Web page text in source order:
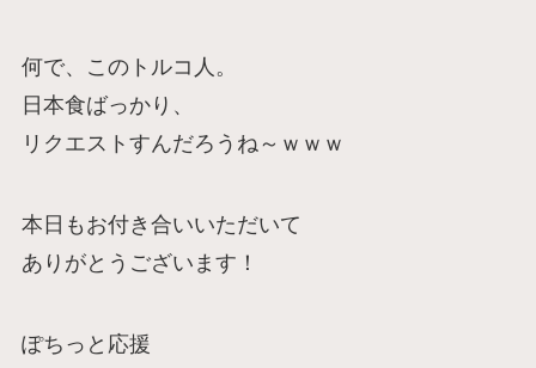
何で、このトルコ人。
日本食ばっかり、
リクエストすんだろうね～ｗｗｗ
本日もお付き合いいただいて
ありがとうございます！
ぽちっと応援